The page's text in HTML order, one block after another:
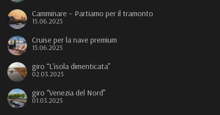
Camminare – Partiamo per il tramonto
15.06.2025
Cruise per la nave premium
15.06.2025
giro “L'isola dimenticata”
02.03.2025
giro “Venezia del Nord”
01.03.2025